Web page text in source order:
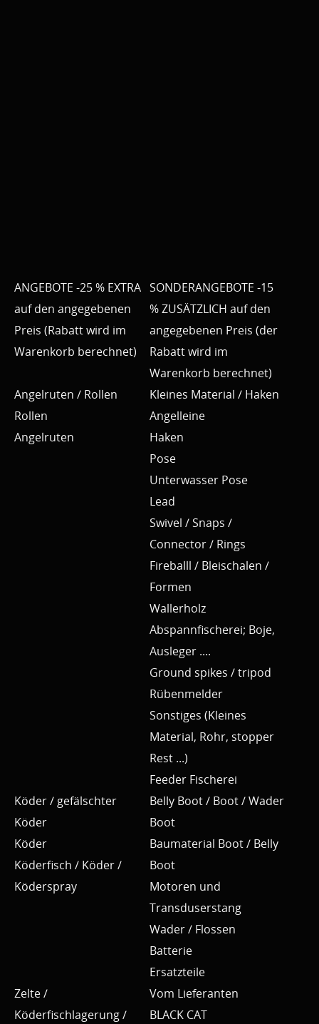
ANGEBOTE -25 % EXTRA
auf den angegebenen
Preis (Rabatt wird im
Warenkorb berechnet)
SONDERANGEBOTE -15
% ZUSÄTZLICH auf den
angegebenen Preis (der
Rabatt wird im
Warenkorb berechnet)
Angelruten / Rollen
Rollen
Angelruten
Kleines Material / Haken
Angelleine
Haken
Pose
Unterwasser Pose
Lead
Swivel / Snaps /
Connector / Rings
Fireballl / Bleischalen /
Formen
Wallerholz
Abspannfischerei; Boje,
Ausleger ....
Ground spikes / tripod
Rübenmelder
Sonstiges (Kleines
Material, Rohr, stopper
Rest ...)
Feeder Fischerei
Köder / gefälschter
Köder
Köder
Köderfisch / Köder /
Köderspray
Belly Boot / Boot / Wader
Boot
Baumaterial Boot / Belly
Boot
Motoren und
Transduserstang
Wader / Flossen
Batterie
Ersatzteile
Zelte /
Köderfischlagerung /
Vom Lieferanten
BLACK CAT